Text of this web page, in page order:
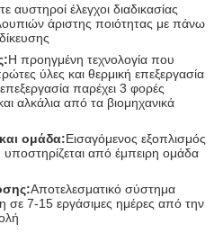
αυστηροί έλεγχοι διαδικασίας
άριστης ποιότητας με πάνω
Η προηγμένη τεχνολογία που
ύλες και θερμική επεξεργασία
παρέχει 3 φορές
αλκάλια από τα βιομηχανικά
ομάδα:Εισαγόμενος εξοπλισμός
υποστηρίζεται από έμπειρη ομάδα
Αποτελεσματικό σύστημα
7-15 εργάσιμες ημέρες από την